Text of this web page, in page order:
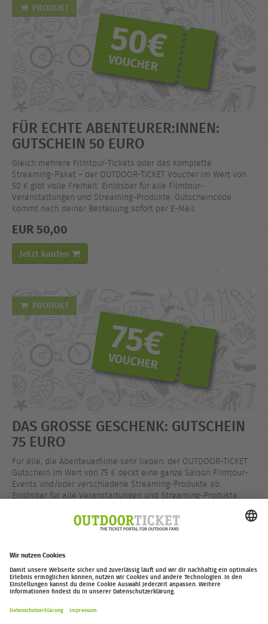
PRODUKT
FÜR ECHTE ABENTEURER:INNEN:
GUTSCHEIN 50 EURO
Gleich mehrere Filmtour-Tickets oder das komplette
Streaming-Paket – der OUTDOOR-TICKET Voucher im Wert von
50 € gibt volle Freiheit. Einlösbar für alle Filmtour-
Veranstaltungen und Streaming-Produkte. Gutscheincode
kommt nach deiner Bestellung sofort per E-Mail.
EUR 50,00
Jetzt kaufen
PRODUKT
DAS GROSSE GESCHENK: GUTSCHEIN 7
5 EURO
Für alle, die Abenteuerfilme sehr lieben: der OUTDOOR-TICKET
Gutschein im Wert von 75 € deckt eine ganze Saison Filmtour-
Events und/oder verschiedene Streaming-Produkte ab.
Einlösbar für alle Veranstaltungen und Streaming-Produkte.
Jetzt kaufen
outdoor-ticket.net– Ein Projekt von